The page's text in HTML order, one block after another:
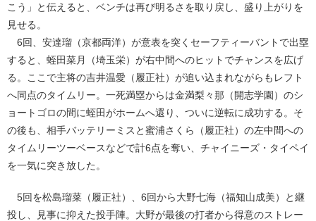
こう」と伝えると、ベンチは再び明るさを取り戻し、盛り上がりを
見せる。
6回、安達瑠（京都両洋）が意表を突くセーフティーバントで出塁
すると、蛭田菜月（埼玉栄）が右中間へのヒットでチャンスを広げ
る。ここで主将の吉井温愛（履正社）が追い込まれながらもレフト
へ同点のタイムリー。一死満塁からは金満梨々那（開志学園）のシ
ョートゴロの間に蛭田がホームへ還り、ついに逆転に成功する。そ
の後も、相手バッテリーミスと蜜浦さくら（履正社）の左中間への
タイムリーツーベースなどで計6点を奪い、チャイニーズ・タイペイ
を一気に突き放した。
5回を松島瑠菜（履正社）、6回から大野七海（福知山成美）と継
投し、見事に抑えた投手陣。大野が最後の打者から得意のストレー